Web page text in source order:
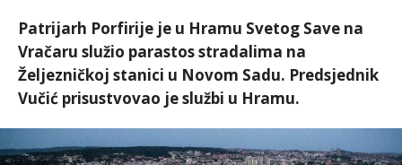
Patrijarh Porfirije je u Hramu Svetog Save na
Vračaru služio parastos stradalima na
Željezničkoj stanici u Novom Sadu. Predsjednik
Vučić prisustvovao je službi u Hramu.